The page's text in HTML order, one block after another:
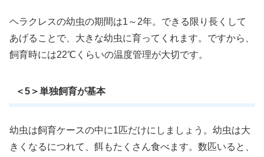
ヘラクレスの幼虫の期間は1～2年。できる限り長くして
あげることで、大きな幼虫に育ってくれます。ですから、
飼育時には22℃くらいの温度管理が大切です。
＜5＞単独飼育が基本
幼虫は飼育ケースの中に1匹だけにしましょう。幼虫は大
きくなるにつれて、餌もたくさん食べます。数匹いると、